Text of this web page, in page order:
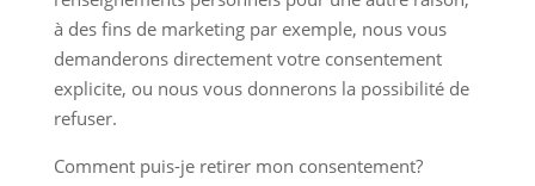
à des fins de marketing par exemple, nous vous
demanderons directement votre consentement
explicite, ou nous vous donnerons la possibilité de
refuser.
Comment puis-je retirer mon consentement?